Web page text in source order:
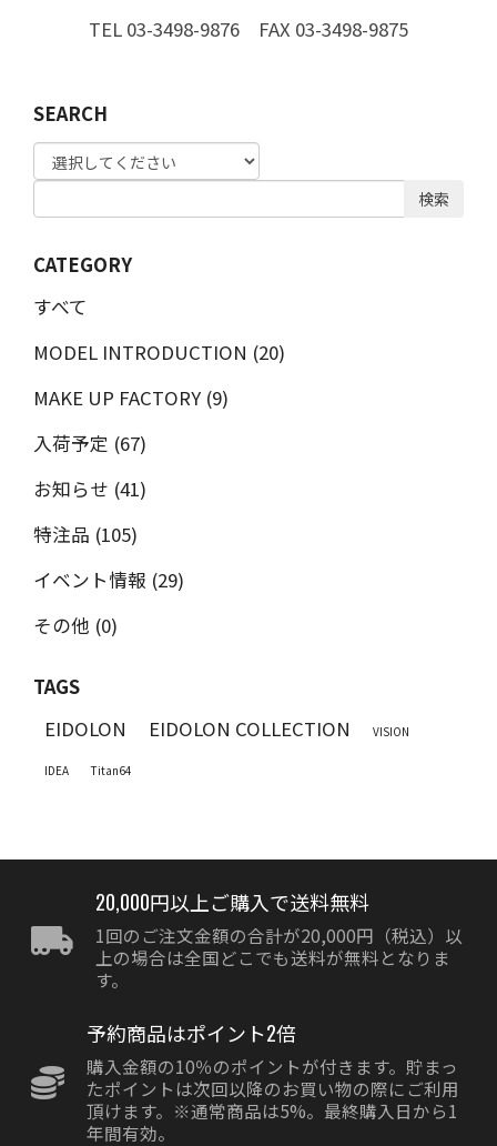
TEL 03-3498-9876 FAX 03-3498-9875
SEARCH
検索
CATEGORY
すべて
MODEL INTRODUCTION (20)
MAKE UP FACTORY (9)
入荷予定 (67)
お知らせ (41)
特注品 (105)
イベント情報 (29)
その他 (0)
TAGS
EIDOLON
EIDOLON COLLECTION VISION
IDEA Titan64
20,000円以上ご購入で送料無料
1回のご注文金額の合計が20,000円（税込）以
上の場合は全国どこでも送料が無料となりま
す。
予約商品はポイント2倍
購入金額の10％のポイントが付きます。貯まっ
たポイントは次回以降のお買い物の際にご利用
頂けます。※通常商品は5%。最終購入日から1
年間有効。